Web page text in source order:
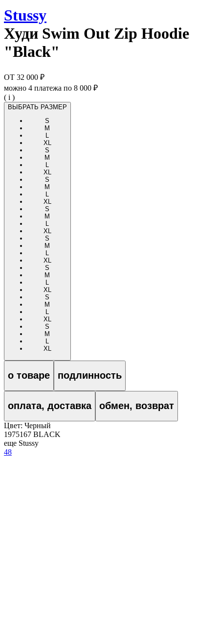
Stussy
Худи Swim Out Zip Hoodie
"Black"
ОТ 32 000 ₽
можно 4 платежа по 8 000 ₽
( i )
ВЫБРАТЬ РАЗМЕР
S
M
L
XL
S
M
L
XL
S
M
L
XL
S
M
L
XL
S
M
L
XL
S
M
L
XL
S
M
L
XL
S
M
L
XL
о товаре подлинность
оплата, доставка обмен, возврат
Цвет: Черный
1975167 BLACK
еще Stussy
48